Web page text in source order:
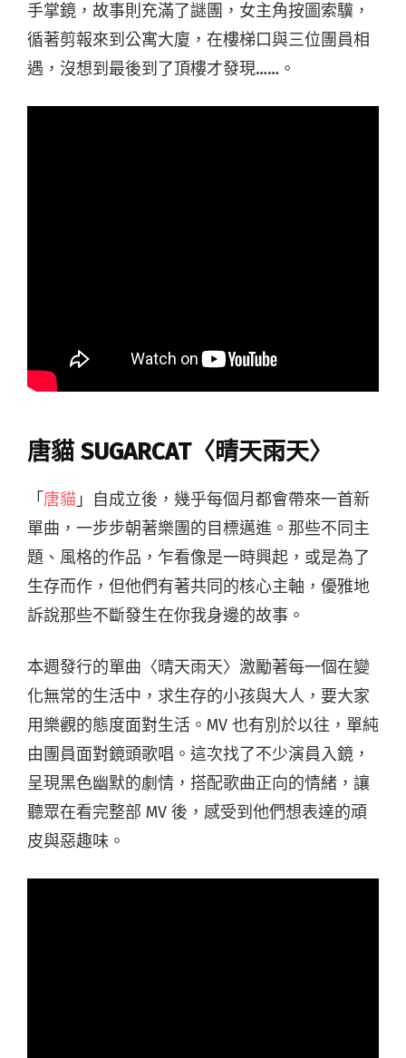
手掌鏡，故事則充滿了謎團，女主角按圖索驥，
循著剪報來到公寓大廈，在樓梯口與三位團員相
遇，沒想到最後到了頂樓才發現……。
唐貓 SUGARCAT〈晴天雨天〉
「 唐貓 」自成立後，幾乎每個月都會帶來一首新
單曲，一步步朝著樂團的目標邁進。那些不同主
題、風格的作品，乍看像是一時興起，或是為了
生存而作，但他們有著共同的核心主軸，優雅地
訴說那些不斷發生在你我身邊的故事。
本週發行的單曲〈晴天雨天〉激勵著每一個在變
化無常的生活中，求生存的小孩與大人，要大家
用樂觀的態度面對生活。MV 也有別於以往，單純
由團員面對鏡頭歌唱。這次找了不少演員入鏡，
呈現黑色幽默的劇情，搭配歌曲正向的情緒，讓
聽眾在看完整部 MV 後，感受到他們想表達的頑
皮與惡趣味。